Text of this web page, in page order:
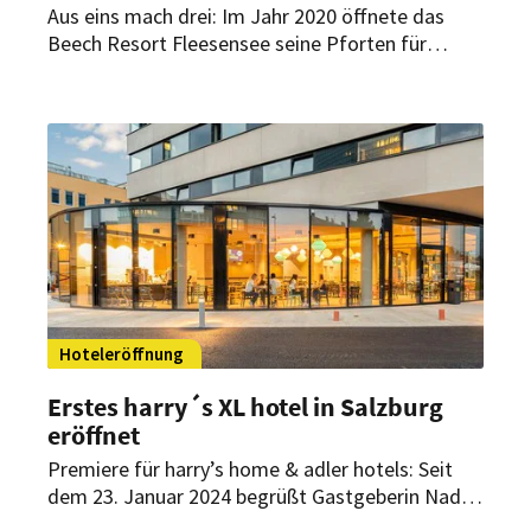
Aus eins mach drei: Im Jahr 2020 öffnete das
Beech Resort Fleesensee seine Pforten für
und am Plauer See fortgesetzt.
Hoteleröffnung
Erstes harry´s XL hotel in Salzburg
eröffnet
Premiere für harry’s home & adler hotels: Seit
dem 23. Januar 2024 begrüßt Gastgeberin Nadin